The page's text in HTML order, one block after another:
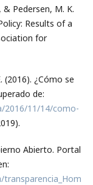
& Pedersen, M. K.
Results of a
for
(2016). ¿Cómo se
de:
2016/11/14/como-
Abierto. Portal